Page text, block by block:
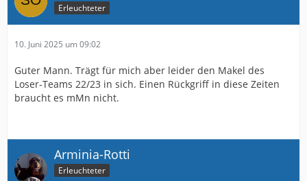
Erleuchteter
10. Juni 2025 um 09:02
Guter Mann. Trägt für mich aber leider den Makel des
Loser-Teams 22/23 in sich. Einen Rückgriff in diese Zeiten
braucht es mMn nicht.
Arminia-Rotti
Erleuchteter